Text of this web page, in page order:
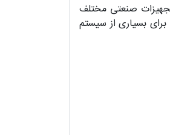
صنعتی مختلف
گزینه ای کاربردی برای بسیاری از سیستم